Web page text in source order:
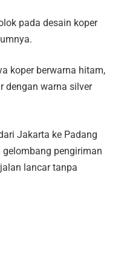
pada desain koper
koper berwarna hitam,
dengan warna silver
Jakarta ke Padang
pengiriman
lancar tanpa